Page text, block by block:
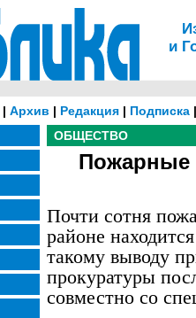
и
| Архив | Редакция | Подписка
ОБЩЕСТВО
Пожарные
Почти сотня
районе
такому выводу
прокуратуры
совместно со